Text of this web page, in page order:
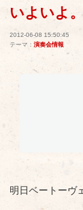
いよいよ。
2012-06-08 15:50:45
テーマ： 演奏会情報
明日ベートーヴ